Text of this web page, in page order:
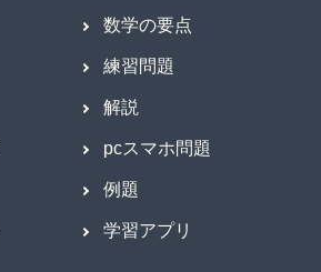
数学の要点
練習問題
解説
pcスマホ問題
例題
学習アプリ